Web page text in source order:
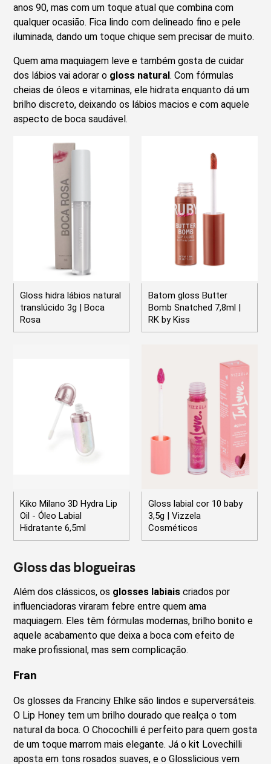
anos 90, mas com um toque atual que combina com
qualquer ocasião. Fica lindo com delineado fino e pele
iluminada, dando um toque chique sem precisar de muito.
Quem ama maquiagem leve e também gosta de cuidar
dos lábios vai adorar o gloss natural. Com fórmulas
cheias de óleos e vitaminas, ele hidrata enquanto dá um
brilho discreto, deixando os lábios macios e com aquele
aspecto de boca saudável.
Gloss hidra lábios natural
translúcido 3g | Boca
Rosa
Batom gloss Butter
Bomb Snatched 7,8ml |
RK by Kiss
Kiko Milano 3D Hydra Lip
Oil - Óleo Labial
Hidratante 6,5ml
Gloss labial cor 10 baby
3,5g | Vizzela
Cosméticos
Gloss das blogueiras
Além dos clássicos, os glosses labiais criados por
influenciadoras viraram febre entre quem ama
maquiagem. Eles têm fórmulas modernas, brilho bonito e
aquele acabamento que deixa a boca com efeito de
make profissional, mas sem complicação.
Fran
Os glosses da Franciny Ehlke são lindos e superversáteis.
O Lip Honey tem um brilho dourado que realça o tom
natural da boca. O Chocochilli é perfeito para quem gosta
de um toque marrom mais elegante. Já o kit Lovechilli
aposta em tons rosados suaves, e o Glosslicious vem